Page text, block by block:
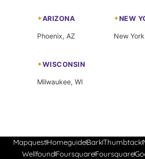
ARIZONA
Phoenix, AZ
NEW
New
WISCONSIN
Milwaukee, WI
MapquestHomeguideBarkThumbtack
WellfoundFoursquareFoursquare